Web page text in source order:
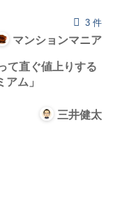
3 件
マンションマニア
直ぐ値上りする
アム」
三井健太